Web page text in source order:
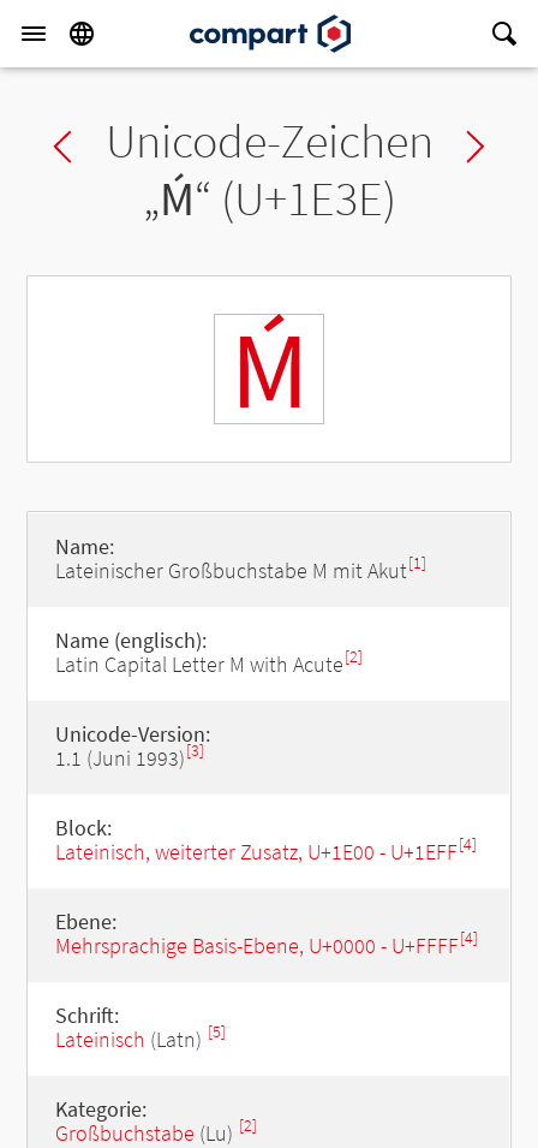
Previous char
Unicode-Zeichen
„Ḿ“ (U+1E3E)
Ḿ
Name:
Lateinischer Großbuchstabe M mit Akut[1]
Name (englisch):
Latin Capital Letter M with Acute[2]
Unicode-Version:
1.1 (Juni 1993)[3]
Block:
Lateinisch, weiterter Zusatz, U+1E00 - U+1EFF[4]
Ebene:
Mehrsprachige Basis-Ebene, U+0000 - U+FFFF[4]
Schrift:
Lateinisch (Latn) [5]
Kategorie:
Großbuchstabe (Lu) [2]